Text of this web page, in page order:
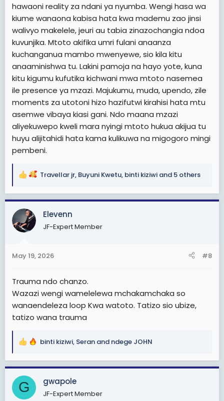
hawaoni reality za ndani ya nyumba. Wengi hasa wa
kiume wanaona kabisa hata kwa mademu zao jinsi
walivyo makelele, jeuri au tabia zinazochangia ndoa
kuvunjika. Mtoto akifika umri fulani anaanza
kuchanganua mambo mwenyewe, sio kila kitu
anaaminishwa tu. Lakini pamoja na hayo yote, kuna
kitu kigumu kufutika kichwani mwa mtoto nasemea
ile presence ya mzazi. Majukumu, muda, upendo, zile
moments za utotoni hizo hazifutwi kirahisi hata mtu
asemwe vibaya kiasi gani. Ndo maana mzazi
aliyekuwepo kweli mara nyingi mtoto hukua akijua tu
huyu alijitahidi hata kama kulikuwa na migogoro mingi
pembeni.
R
a
c
t
i
s
Travellar jr, Buyuni Kwetu, binti kiziwi and 5 others
Elevenn
JF-Expert Member
May 19, 2026 #8
Trauma ndo chanzo.
Wazazi wengi wamelelewa mchakamchaka so
wanaendeleza loop Kwa watoto. Tatizo sio ubize,
tatizo wana trauma
R
a
c
t
i
binti kiziwi, Seran and ndege JOHN
G gwapole
JF-Expert Member